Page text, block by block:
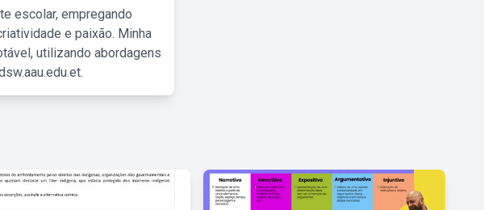
escolar, empregando
e paixão. Minha
utilizando abordagens